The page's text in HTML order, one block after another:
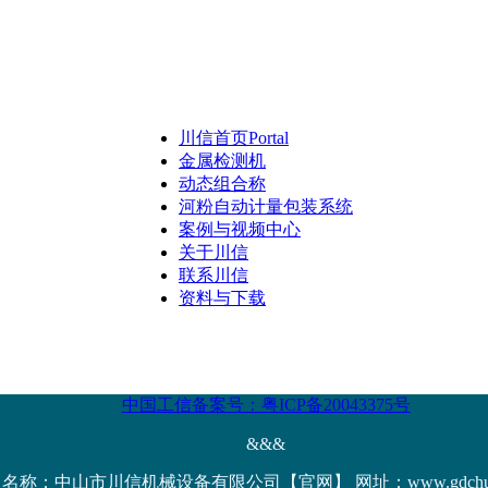
川信首页Portal
金属检测机
动态组合称
河粉自动计量包装系统
案例与视频中心
关于川信
联系川信
资料与下载
中国工信备案号：粤ICP备20043375号
&&&
称：中山市川信机械设备有限公司【官网】 网址：